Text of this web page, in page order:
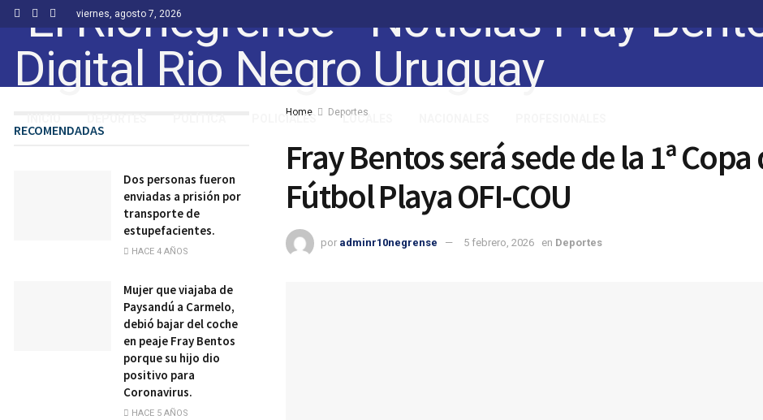
viernes, agosto 7, 2026
POLICIALES LOCALES
Home Deportes
Fray Bentos será sede de la 1ª Copa
Fútbol Playa OFI-COU
por adminr10negrense 5 febrero, 2026 en Deportes
RECOMENDADAS
Dos personas fueron
enviadas a prisión por
transporte de
estupefacientes.
HACE 4 AÑOS
Mujer que viajaba de
Paysandú a Carmelo,
debió bajar del coche
en peaje Fray Bentos
porque su hijo dio
positivo para
Coronavirus.
HACE 5 AÑOS